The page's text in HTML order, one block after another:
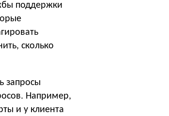
поддержки
сколько
запросы
Например,
и у клиента